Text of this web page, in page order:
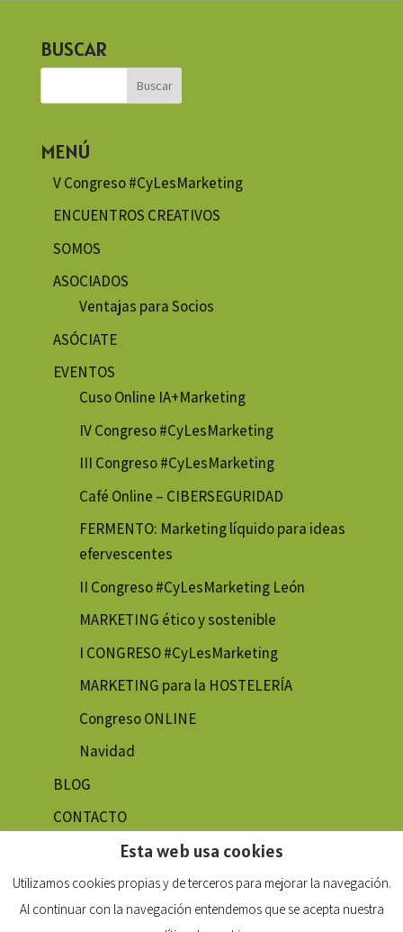
BUSCAR
MENÚ
V Congreso #CyLesMarketing
ENCUENTROS CREATIVOS
SOMOS
ASOCIADOS
Ventajas para Socios
ASÓCIATE
EVENTOS
Cuso Online IA+Marketing
IV Congreso #CyLesMarketing
III Congreso #CyLesMarketing
Café Online – CIBERSEGURIDAD
FERMENTO: Marketing líquido para ideas
efervescentes
II Congreso #CyLesMarketing León
MARKETING ético y sostenible
I CONGRESO #CyLesMarketing
MARKETING para la HOSTELERÍA
Congreso ONLINE
Navidad
BLOG
CONTACTO
Esta web usa cookies
Utilizamos cookies propias y de terceros para mejorar la navegación.
Al continuar con la navegación entendemos que se acepta nuestra